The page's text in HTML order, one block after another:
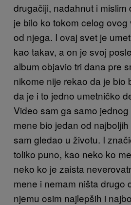
drugačiji, nadahnut i mislim
je bilo ko tokom celog
od njega. I ovaj svet je
kao takav, a on je svoj
album objavio tri dana pre
nikome nije rekao da je bio
da je i to jedno umetničko
Video sam ga samo
mene bio jedan od
sam gledao u životu. I
toliko puno, kao neko ko
neko ko je zaista
mene i nemam ništa drugo
njemu osim najlepših i